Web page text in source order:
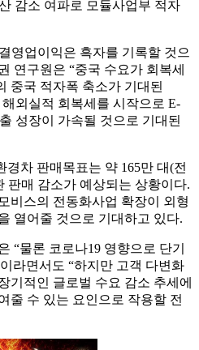
감소 여파로 모듈사업부 적자
영업이익은 흑자를 기록할 것으
연구원은 “중국 수요가 회복세
중국 적자폭 축소가 기대된
외실적 회복세를 시작으로 E-
성장이 가속될 것으로 기대된
경차 판매목표는 약 165만 대(전
판매 감소가 예상되는 상황이다.
비스의 전동화사업 확장이 외형
열어줄 것으로 기대하고 있다.
“물론 코로나19 영향으로 단기
라면서도 “하지만 고객 다변화
기적인 글로벌 수요 감소 추세에
줄 수 있는 요인으로 작용할 전